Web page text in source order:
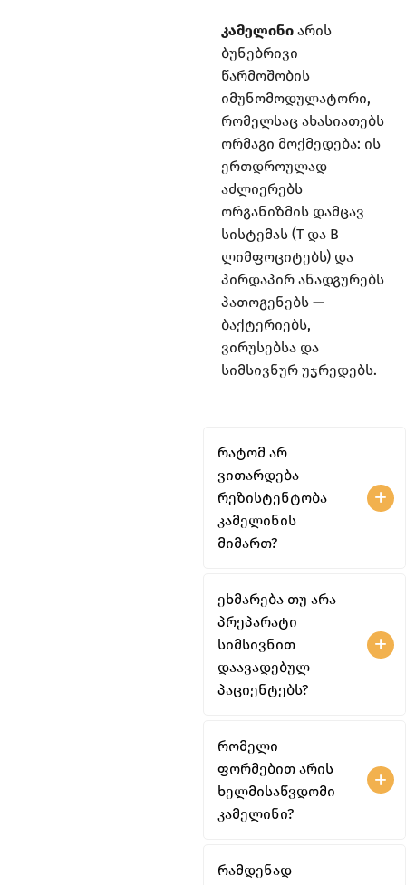
კამელინი არის
ბუნებრივი
წარმოშობის
იმუნომოდულატორი,
რომელსაც ახასიათებს
ორმაგი მოქმედება: ის
ერთდროულად
აძლიერებს
ორგანიზმის დამცავ
სისტემას (T და B
ლიმფოციტებს) და
პირდაპირ ანადგურებს
პათოგენებს —
ბაქტერიებს,
ვირუსებსა და
სიმსივნურ უჯრედებს.
რატომ არ
ვითარდება
რეზისტენტობა
კამელინის
მიმართ?
ეხმარება თუ არა
პრეპარატი
სიმსივნით
დაავადებულ
პაციენტებს?
რომელი
ფორმებით არის
ხელმისაწვდომი
კამელინი?
რამდენად